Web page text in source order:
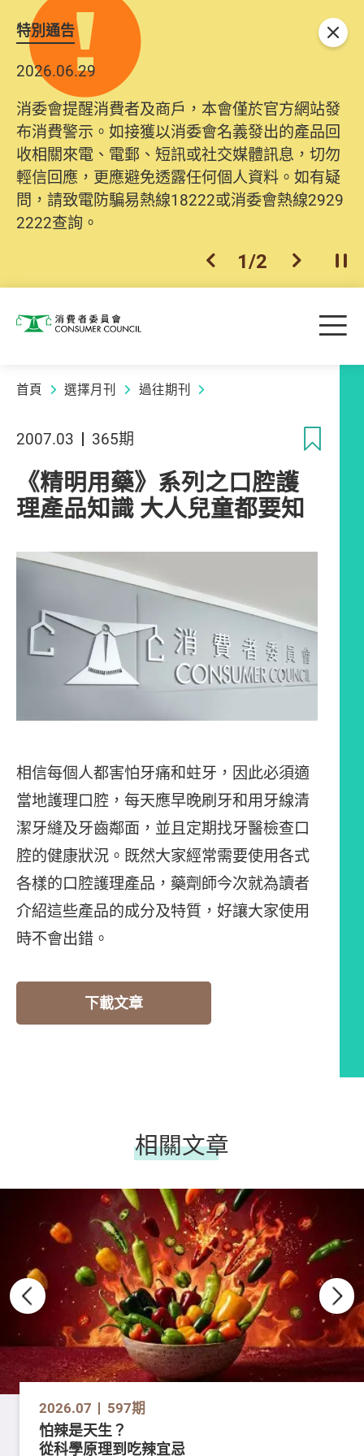
特別通告
2026.06.29
消委會提醒消費者及商戶，本會僅於官方網站發
布消費警示。如接獲以消委會名義發出的產品回
收相關來電、電郵、短訊或社交媒體訊息，切勿
輕信回應，更應避免透露任何個人資料。如有疑
問，請致電防騙易熱線18222或消委會熱線2929
2222查詢。
上一個
1/2 下一個開
關閉
消費者委員會 目
首頁 選擇月刊 過往期刊
2007.03 365期
《精明用藥》系列之口腔護
理產品知識 大人兒童都要知
相信每個人都害怕牙痛和蛀牙，因此必須適
當地護理口腔，每天應早晚刷牙和用牙線清
潔牙縫及牙齒鄰面，並且定期找牙醫檢查口
腔的健康狀況。既然大家經常需要使用各式
各樣的口腔護理產品，藥劑師今次就為讀者
介紹這些產品的成分及特質，好讓大家使用
時不會出錯。
下載文章
相關文章
2026.07 597期
怕辣是天生？
從科學原理到吃辣宜忌